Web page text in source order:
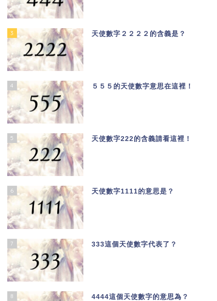
3 天使數字２２２２的含義是？
4 ５５５的天使數字意思在這裡！
5 天使數字222的含義請看這裡！
6 天使數字1111的意思是？
7 333這個天使數字代表了？
8 4444這個天使數字的意思為？